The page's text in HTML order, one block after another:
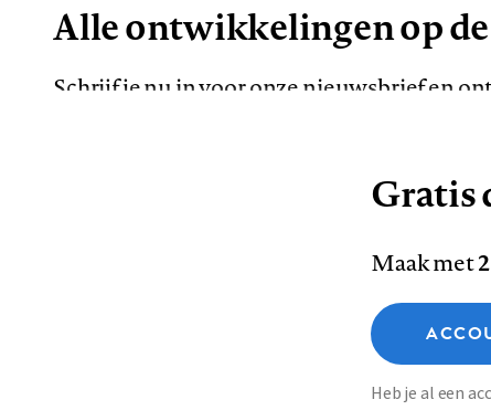
Alle ontwikkelingen op
Schrijf je nu in voor onze nieuwsbrief en
Colofon
Functionele cookies
Analytische cookies
Gratis
Maak met
Heb je al een